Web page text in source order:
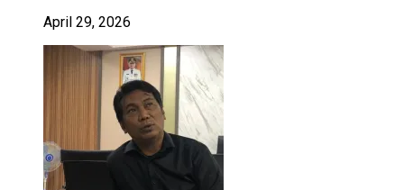
April 29, 2026